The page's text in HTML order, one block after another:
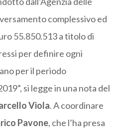
complessivo ed
55.850.513 a titolo di
per definire ogni
per il periodo
si legge in una nota del
Viola. A coordinare
Pavone, che l’ha presa